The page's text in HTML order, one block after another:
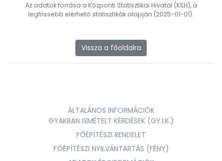
Az adatok forrása a Központi Statisztikai Hivatal (KSH), a
legfrissebb elérhető statisztikák alapján (2025-01-01).
Vissza a főoldalra
ÁLTALÁNOS INFORMÁCIÓK
GYAKRAN ISMÉTELT KÉRDÉSEK (GY.I.K.)
FŐÉPÍTÉSZI RENDELET
FŐÉPÍTÉSZI NYILVÁNTARTÁS (FÉNY)